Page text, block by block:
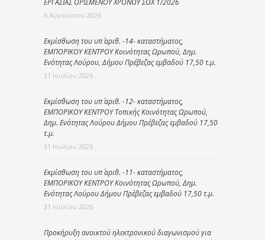
6 Αυγούστου 2026
Εκμίσθωση του υπ΄ αριθ. -14- καταστήματος,
ΕΜΠΟΡΙΚΟΥ ΚΕΝΤΡΟΥ Κοινότητας Ωρωπού, Δημ.
Ενότητας Λούρου, Δήμου Πρέβεζας εμβαδού 17,50 τ.μ.
31 Ιουλίου 2026
Εκμίσθωση του υπ΄ αριθ. -12- καταστήματος,
ΕΜΠΟΡΙΚΟΥ ΚΕΝΤΡΟΥ Τοπικής Κοινότητας Ωρωπού,
Δημ. Ενότητας Λούρου Δήμου Πρέβεζας εμβαδού 17,50
τ.μ.
31 Ιουλίου 2026
Εκμίσθωση του υπ΄ αριθ. -11- καταστήματος,
ΕΜΠΟΡΙΚΟΥ ΚΕΝΤΡΟΥ Κοινότητας Ωρωπού, Δημ.
Ενότητας Λούρου Δήμου Πρέβεζας εμβαδού 17,50 τ.μ.
31 Ιουλίου 2026
Προκήρυξη ανοικτού ηλεκτρονικού διαγωνισμού για